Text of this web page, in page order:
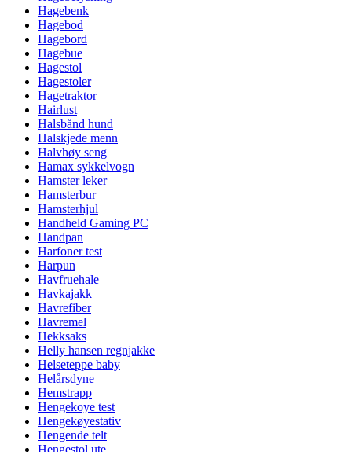
Hagebenk
Hagebod
Hagebord
Hagebue
Hagestol
Hagestoler
Hagetraktor
Hairlust
Halsbånd hund
Halskjede menn
Halvhøy seng
Hamax sykkelvogn
Hamster leker
Hamsterbur
Hamsterhjul
Handheld Gaming PC
Handpan
Harfoner test
Harpun
Havfruehale
Havkajakk
Havrefiber
Havremel
Hekksaks
Helly hansen regnjakke
Helseteppe baby
Helårsdyne
Hemstrapp
Hengekoye test
Hengekøyestativ
Hengende telt
Hengestol ute